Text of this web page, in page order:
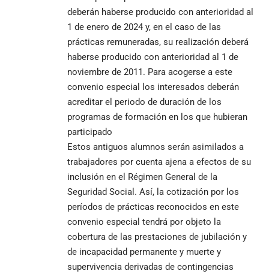
deberán haberse producido con anterioridad al
1 de enero de 2024 y, en el caso de las
prácticas remuneradas, su realización deberá
haberse producido con anterioridad al 1 de
noviembre de 2011. Para acogerse a este
convenio especial los interesados deberán
acreditar el periodo de duración de los
programas de formación en los que hubieran
participado
Estos antiguos alumnos serán asimilados a
trabajadores por cuenta ajena a efectos de su
inclusión en el Régimen General de la
Seguridad Social. Así, la cotización por los
períodos de prácticas reconocidos en este
convenio especial tendrá por objeto la
cobertura de las prestaciones de jubilación y
de incapacidad permanente y muerte y
supervivencia derivadas de contingencias